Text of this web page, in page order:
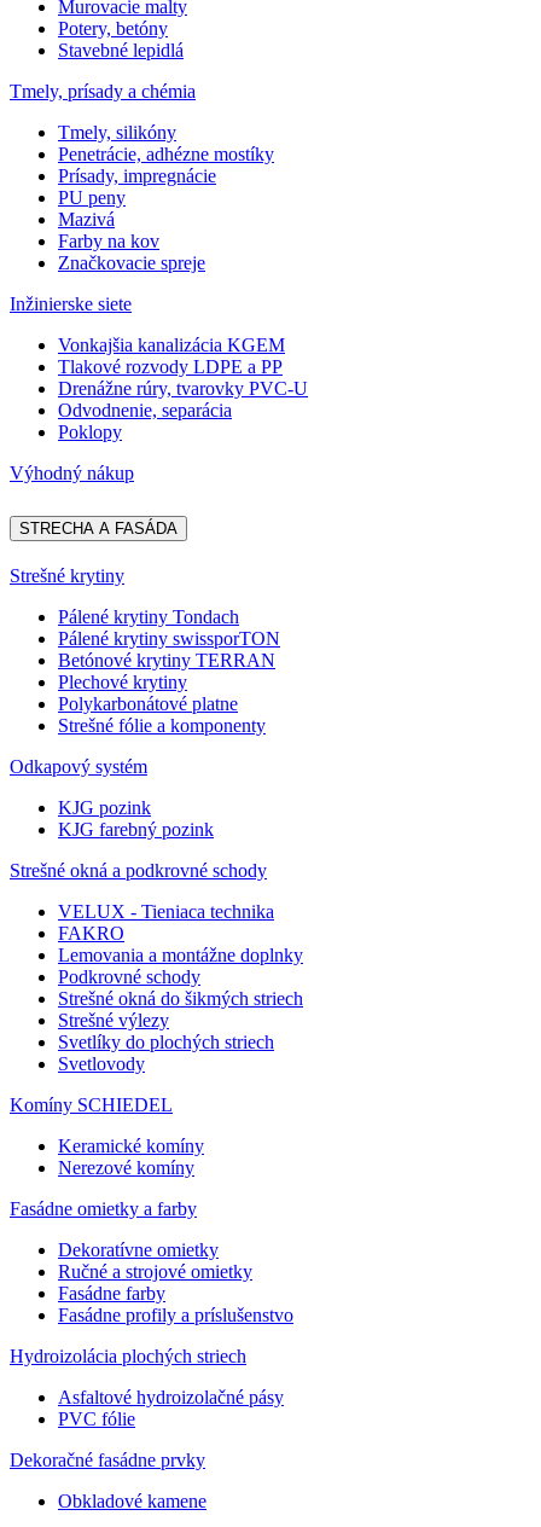
Murovacie malty
Potery, betóny
Stavebné lepidlá
Tmely, prísady a chémia
Tmely, silikóny
Penetrácie, adhézne mostíky
Prísady, impregnácie
PU peny
Mazivá
Farby na kov
Značkovacie spreje
Inžinierske siete
Vonkajšia kanalizácia KGEM
Tlakové rozvody LDPE a PP
Drenážne rúry, tvarovky PVC-U
Odvodnenie, separácia
Poklopy
Výhodný nákup
STRECHA A FASÁDA
Strešné krytiny
Pálené krytiny Tondach
Pálené krytiny swissporTON
Betónové krytiny TERRAN
Plechové krytiny
Polykarbonátové platne
Strešné fólie a komponenty
Odkapový systém
KJG pozink
KJG farebný pozink
Strešné okná a podkrovné schody
VELUX - Tieniaca technika
FAKRO
Lemovania a montážne doplnky
Podkrovné schody
Strešné okná do šikmých striech
Strešné výlezy
Svetlíky do plochých striech
Svetlovody
Komíny SCHIEDEL
Keramické komíny
Nerezové komíny
Fasádne omietky a farby
Dekoratívne omietky
Ručné a strojové omietky
Fasádne farby
Fasádne profily a príslušenstvo
Hydroizolácia plochých striech
Asfaltové hydroizolačné pásy
PVC fólie
Dekoračné fasádne prvky
Obkladové kamene